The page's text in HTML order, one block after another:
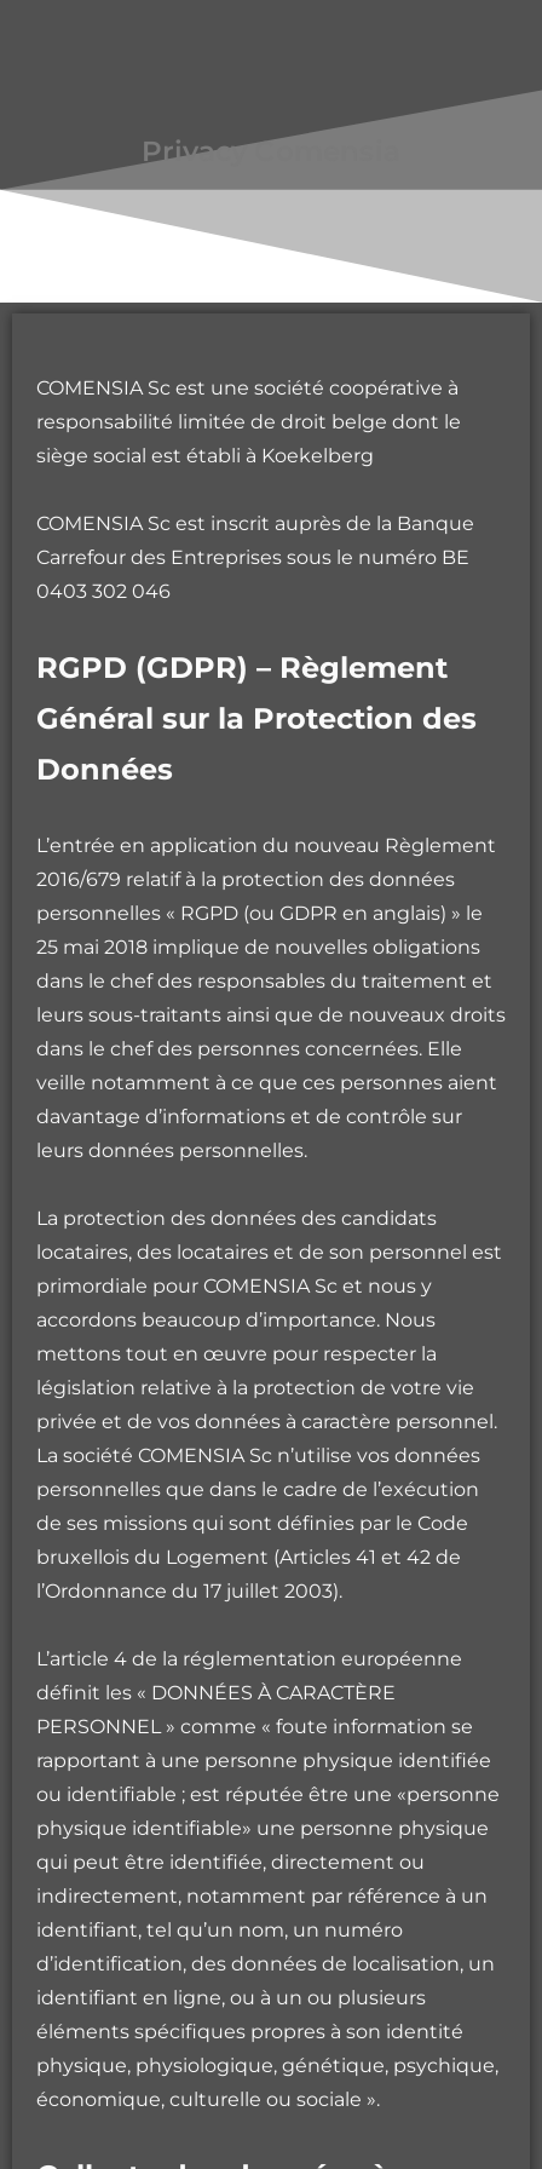
Privacy Comensia
COMENSIA Sc est une société coopérative à
responsabilité limitée de droit belge dont le
siège social est établi à Koekelberg
COMENSIA Sc est inscrit auprès de la Banque
Carrefour des Entreprises sous le numéro BE
0403 302 046
RGPD (GDPR) – Règlement
Général sur la Protection des
Données
L’entrée en application du nouveau Règlement
2016/679 relatif à la protection des données
personnelles « RGPD (ou GDPR en anglais) » le
25 mai 2018 implique de nouvelles obligations
dans le chef des responsables du traitement et
leurs sous-traitants ainsi que de nouveaux droits
dans le chef des personnes concernées. Elle
veille notamment à ce que ces personnes aient
davantage d’informations et de contrôle sur
leurs données personnelles.
La protection des données des candidats
locataires, des locataires et de son personnel est
primordiale pour COMENSIA Sc et nous y
accordons beaucoup d’importance. Nous
mettons tout en œuvre pour respecter la
législation relative à la protection de votre vie
privée et de vos données à caractère personnel.
La société COMENSIA Sc n’utilise vos données
personnelles que dans le cadre de l’exécution
de ses missions qui sont définies par le Code
bruxellois du Logement (Articles 41 et 42 de
l’Ordonnance du 17 juillet 2003).
L’article 4 de la réglementation européenne
définit les « DONNÉES À CARACTÈRE
PERSONNEL » comme « foute information se
rapportant à une personne physique identifiée
ou identifiable ; est réputée être une «personne
physique identifiable» une personne physique
qui peut être identifiée, directement ou
indirectement, notamment par référence à un
identifiant, tel qu’un nom, un numéro
d’identification, des données de localisation, un
identifiant en ligne, ou à un ou plusieurs
éléments spécifiques propres à son identité
physique, physiologique, génétique, psychique,
économique, culturelle ou sociale ».